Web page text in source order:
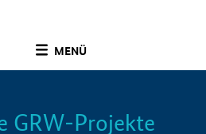
MENÜ
Info
GRW-Projekte